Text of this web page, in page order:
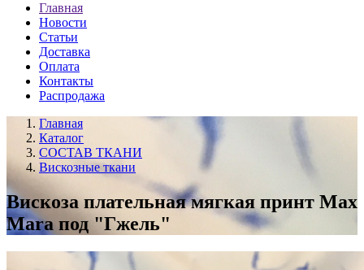
Главная
Новости
Статьи
Доставка
Оплата
Контакты
Распродажа
Главная
Каталог
СОСТАВ ТКАНИ
Вискозные ткани
Вискоза плательная мягкая принт Max
Mara под "Гжель"